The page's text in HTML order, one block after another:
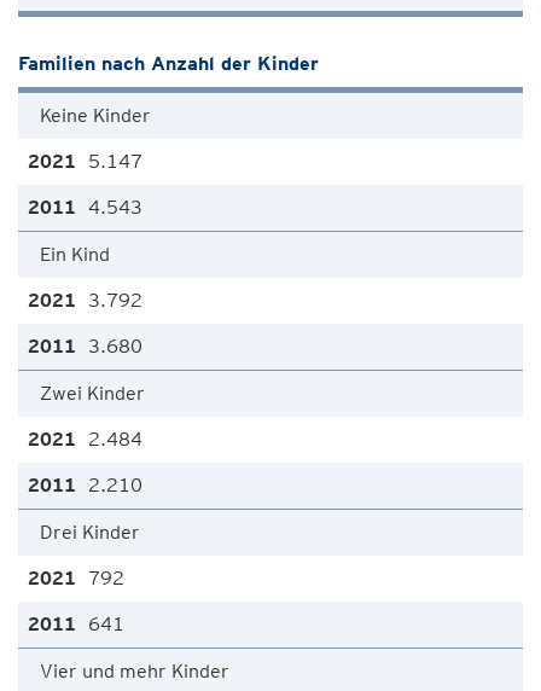
Familien nach Anzahl der Kinder
Keine Kinder
5.147
4.543
Ein Kind
3.792
3.680
Zwei Kinder
2.484
2.210
Drei Kinder
792
641
Vier und mehr Kinder